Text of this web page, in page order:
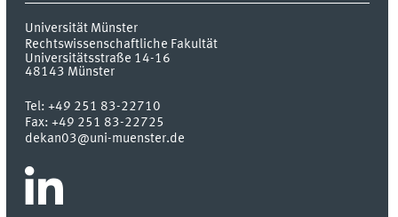
Universität Münster
Rechtswissenschaftliche Fakultät
Universitätsstraße 14-16
48143 Münster
Tel:+49 251 83-22710
Fax:+49 251 83-22725
dekan03@uni-muenster.de